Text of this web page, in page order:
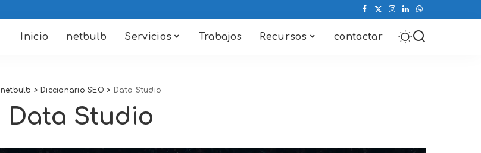
Inicio netbulb Servicios Trabajos Recursos contactar
netbulb > Diccionario SEO > Data Studio
Data Studio